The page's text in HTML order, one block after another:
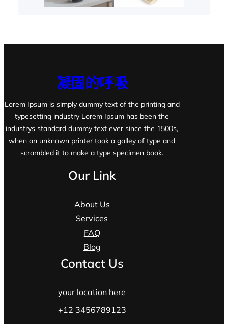
凝固的呼吸
Lorem Ipsum is simply dummy text of the printing and
typesetting industry Lorem Ipsum has been the
industrys standard dummy text ever since the 1500s,
when an unknown printer took a galley of type and
scrambled it to make a type specimen book.
Our Link
About Us
Services
FAQ
Blog
Contact Us
your location here
+12 3456789123